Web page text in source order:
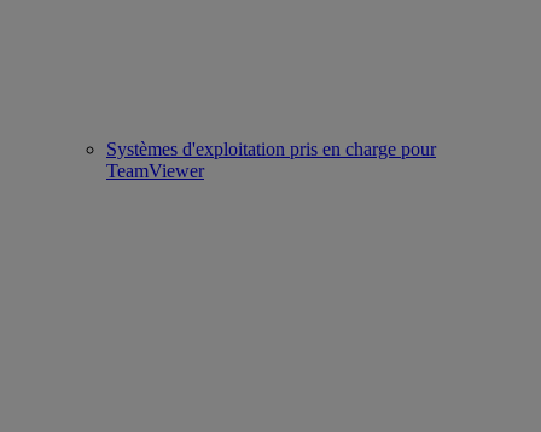
Systèmes d'exploitation pris en charge pour
TeamViewer